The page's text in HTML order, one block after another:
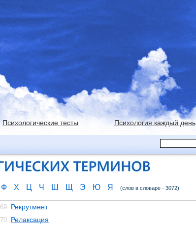
Психологические тесты Психология каждый день
Ф Х Ц Ч Ш Щ Э Ю Я (слов в словаре - 3072)
69. Рекрутмент
70. Релаксация